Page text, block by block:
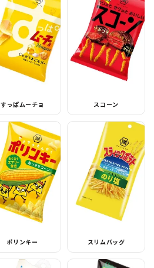
すっぱムーチョ スコーン
ポリンキー スリムバッグ